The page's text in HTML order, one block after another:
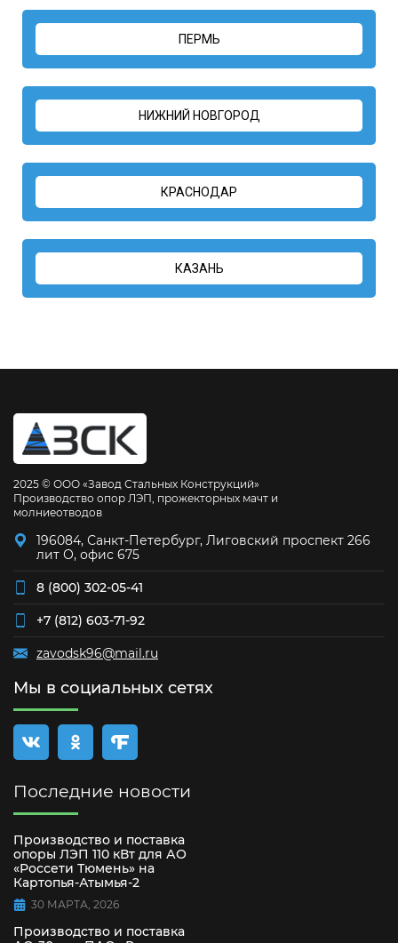
ПЕРМЬ
НИЖНИЙ НОВГОРОД
КРАСНОДАР
КАЗАНЬ
2025 © ООО «Завод Стальных Конструкций»
Производство опор ЛЭП, прожекторных мачт и
молниеотводов
196084, Санкт-Петербург, Лиговский проспект 266
лит О, офис 675
8 (800) 302-05-41
+7 (812) 603-71-92
zavodsk96@mail.ru
Мы в социальных сетях
Последние новости
Производство и поставка
опоры ЛЭП 110 кВт для АО
«Россети Тюмень» на
Картопья-Атымья-2
30 МАРТА, 2026
Производство и поставка